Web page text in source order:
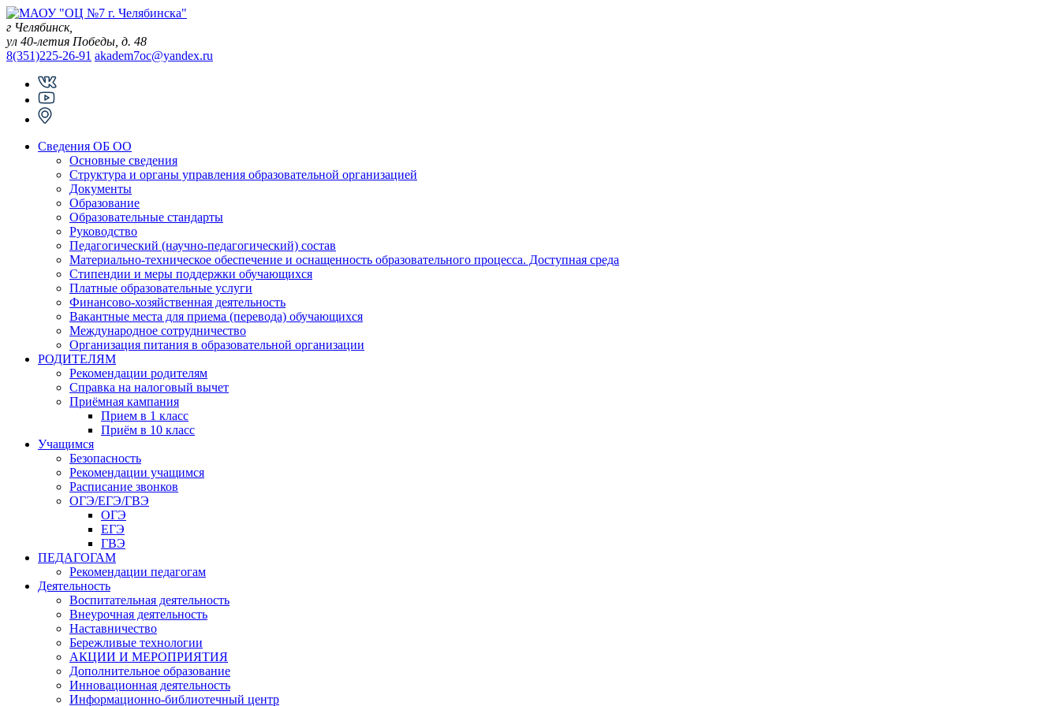
Skip
to
content
г Челябинск,
ул 40-летия Победы, д. 48
8(351)225-26-91 akadem7oc@yandex.ru
Сведения ОБ ОО
Основные сведения
Структура и органы управления образовательной организацией
Документы
Образование
Образовательные стандарты
Руководство
Педагогический (научно-педагогический) состав
Материально-техническое обеспечение и оснащенность образовательного процесса. Доступная среда
Стипендии и меры поддержки обучающихся
Платные образовательные услуги
Финансово-хозяйственная деятельность
Вакантные места для приема (перевода) обучающихся
Международное сотрудничество
Организация питания в образовательной организации
РОДИТЕЛЯМ
Рекомендации родителям
Справка на налоговый вычет
Приёмная кампания
Прием в 1 класс
Приём в 10 класс
Учащимся
Безопасность
Рекомендации учащимся
Расписание звонков
ОГЭ/ЕГЭ/ГВЭ
ОГЭ
ЕГЭ
ГВЭ
ПЕДАГОГАМ
Рекомендации педагогам
Деятельность
Воспитательная деятельность
Внеурочная деятельность
Наставничество
Бережливые технологии
АКЦИИ И МЕРОПРИЯТИЯ
Дополнительное образование
Инновационная деятельность
Информационно-библиотечный центр